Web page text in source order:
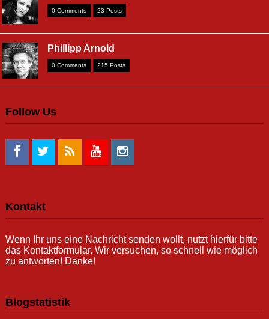
0 Comments 23 Posts
Phillipp Arnold
0 Comments 215 Posts
Follow Us
Kontakt
Wenn Ihr uns eine Nachricht senden wollt, nutzt hierfür bitte
das Kontaktformular. Wir versuchen, so schnell wie möglich
zu antworten! Danke!
Blogstatistik